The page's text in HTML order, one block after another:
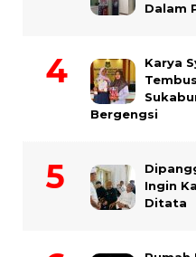
Dalam
Karya
Bergengsi
Ingin
Ditata